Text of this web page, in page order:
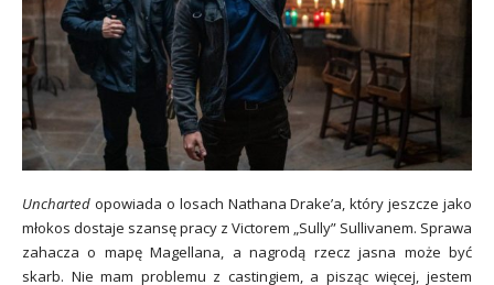
Uncharted opowiada o losach Nathana Drake’a, który jeszcze jako
młokos dostaje szansę pracy z Victorem „Sully” Sullivanem. Sprawa
zahacza o mapę Magellana, a nagrodą rzecz jasna może być
skarb. Nie mam problemu z castingiem, a pisząc więcej, jestem